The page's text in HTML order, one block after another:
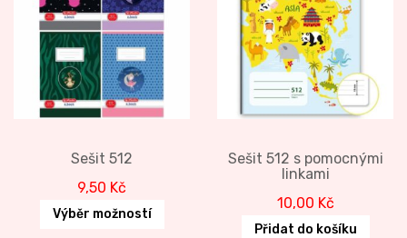
Sešit 512
9,50 Kč
Výběr možností
Sešit 512 s pomocnými
linkami
10,00 Kč
Přidat do košíku